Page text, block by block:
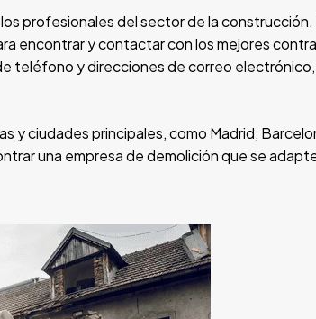
profesionales del sector de la
encontrar y contactar con los mejores
teléfono y direcciones de correo
ciudades principales, como Madrid,
una empresa de demolición que se